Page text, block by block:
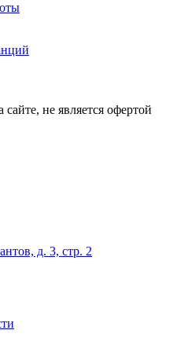
не является офертой
д. 3, стр. 2